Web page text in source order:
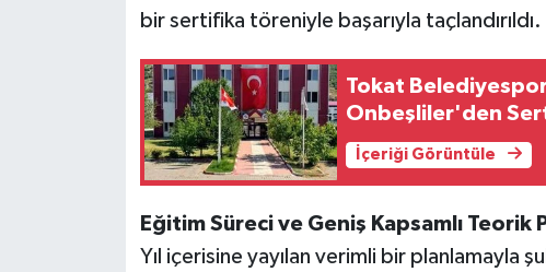
bir sertifika töreniyle başarıyla taçlandırıldı.
Tokat
Onbeşliler'den
İçeriği Görüntüle
Eğitim Süreci ve Geniş Kapsamlı Teorik
Yıl içerisine yayılan verimli bir planlamayla